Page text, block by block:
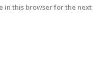
in this browser for the next